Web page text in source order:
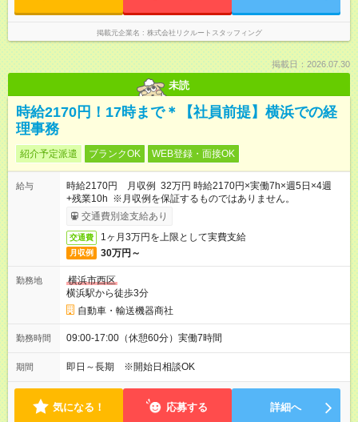
掲載元企業名 株式会社リクルートスタッフィング
掲載日：2026.07.30
未読
時給2170円！17時まで＊【社員前提】横浜での経
理事務
紹介予定派遣 ブランクOK WEB登録・面接OK
給与
時給2170円 月収例 32万円 時給2170円×実働7h×週5日×4週
+残業10h ※月収例を保証するものではありません。
交通費別途支給あり
交通費 1ヶ月3万円を上限として実費支給
月収例 30万円～
勤務地
横浜市西区
横浜駅から徒歩3分
自動車・輸送機器商社
勤務時間 09:00-17:00（休憩60分）実働7時間
期間 即日～長期 ※開始日相談OK
気になる！ 応募する 詳細へ